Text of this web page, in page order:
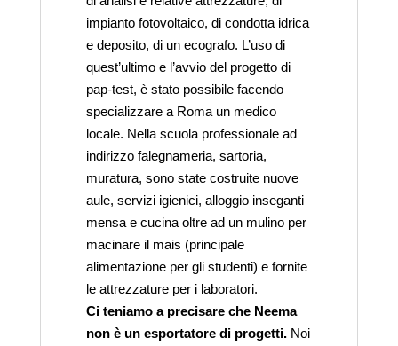
impianto fotovoltaico, di condotta idrica
e deposito, di un ecografo. L’uso di
quest’ultimo e l’avvio del progetto di
pap-test, è stato possibile facendo
specializzare a Roma un medico
locale. Nella scuola professionale ad
indirizzo falegnameria, sartoria,
muratura, sono state costruite nuove
aule, servizi igienici, alloggio inseganti
mensa e cucina oltre ad un mulino per
macinare il mais (principale
alimentazione per gli studenti) e fornite
le attrezzature per i laboratori.
Ci teniamo a precisare che Neema
non è un esportatore di progetti.Noi